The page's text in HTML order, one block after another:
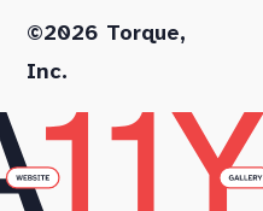
©2026 Torque,
Inc.